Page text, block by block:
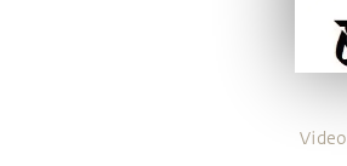
Video